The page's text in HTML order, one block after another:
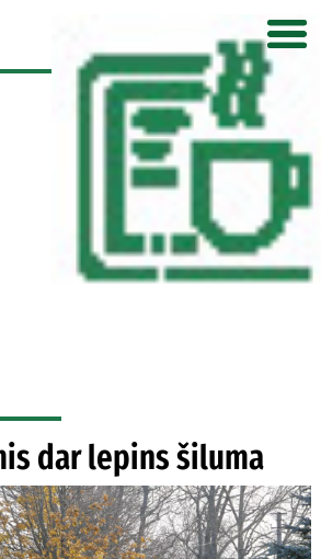
dar lepins šiluma